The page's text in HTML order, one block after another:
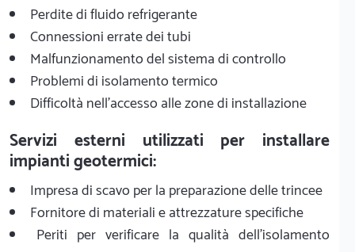
Perdite di fluido refrigerante
Connessioni errate dei tubi
Malfunzionamento del sistema di controllo
Problemi di isolamento termico
Difficoltà nell'accesso alle zone di installazione
Servizi esterni utilizzati per installare
impianti geotermici:
Impresa di scavo per la preparazione delle trincee
Fornitore di materiali e attrezzature specifiche
Periti per verificare la qualità dell'isolamento